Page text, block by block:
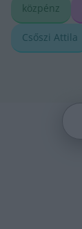
közpénz
Csőszi Attila